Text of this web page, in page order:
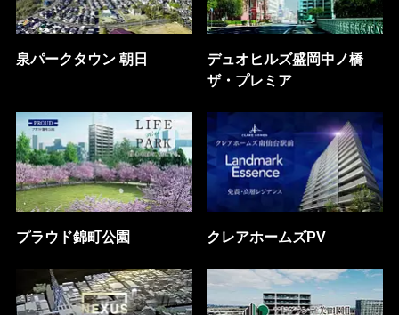
泉パークタウン 朝日
デュオヒルズ盛岡中ノ橋
ザ・プレミア
プラウド錦町公園 クレアホームズPV